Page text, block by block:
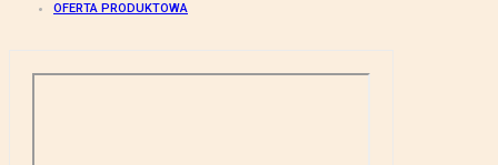
OFERTA PRODUKTOWA